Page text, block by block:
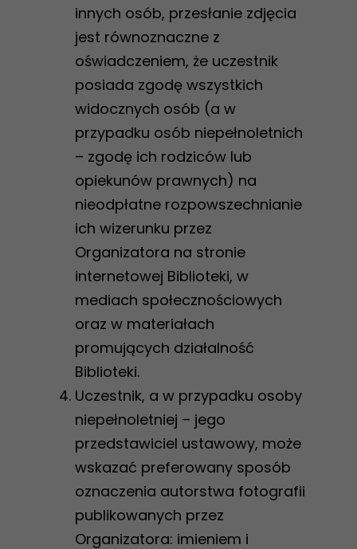
innych osób, przesłanie zdjęcia
jest równoznaczne z
oświadczeniem, że uczestnik
posiada zgodę wszystkich
widocznych osób (a w
przypadku osób niepełnoletnich
– zgodę ich rodziców lub
opiekunów prawnych) na
nieodpłatne rozpowszechnianie
ich wizerunku przez
Organizatora na stronie
internetowej Biblioteki, w
mediach społecznościowych
oraz w materiałach
promujących działalność
Biblioteki.
Uczestnik, a w przypadku osoby
niepełnoletniej – jego
przedstawiciel ustawowy, może
wskazać preferowany sposób
oznaczenia autorstwa fotografii
publikowanych przez
Organizatora: imieniem i